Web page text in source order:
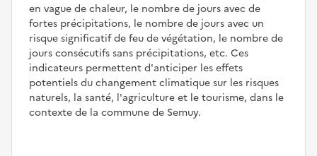
en vague de chaleur, le nombre de jours avec de
fortes précipitations, le nombre de jours avec un
risque significatif de feu de végétation, le nombre de
jours consécutifs sans précipitations, etc. Ces
indicateurs permettent d'anticiper les effets
potentiels du changement climatique sur les risques
naturels, la santé, l'agriculture et le tourisme, dans le
contexte de la commune de Semuy.